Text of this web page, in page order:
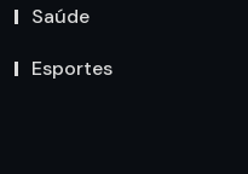
Saúde
Esportes